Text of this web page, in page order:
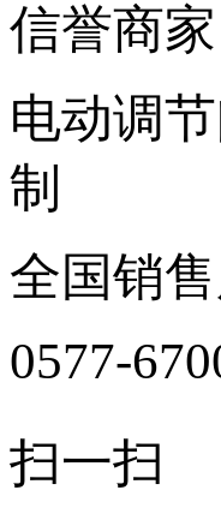
信誉商
电动调
制
全国销
0577-
扫一扫